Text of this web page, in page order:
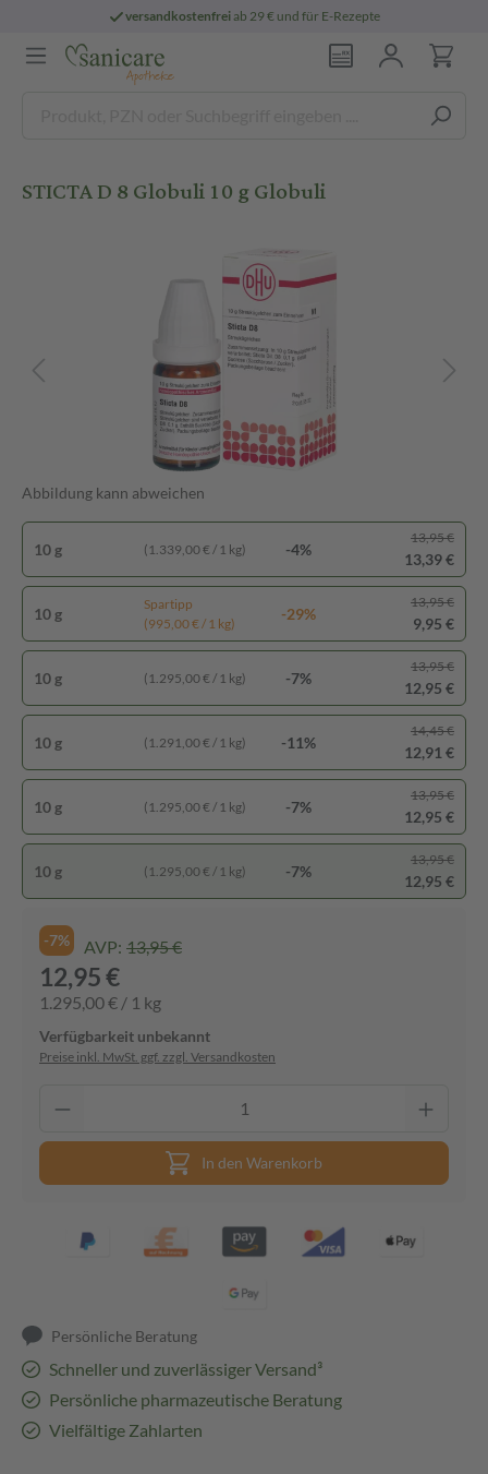
versandkostenfreiab 29 € und für E-Rezepte
STICTA D 8 Globuli 10 g Globuli
Abbildung kann abweichen
10 g (1.339,00 € / 1 kg) -4%
13,95 €
13,39 €
10 g
Spartipp
(995,00 € / 1 kg)
-29%
13,95 €
9,95 €
10 g (1.295,00 € / 1 kg) -7%
13,95 €
12,95 €
10 g (1.291,00 € / 1 kg) -11%
14,45 €
12,91 €
10 g (1.295,00 € / 1 kg) -7%
13,95 €
12,95 €
10 g (1.295,00 € / 1 kg) -7%
13,95 €
12,95 €
-7% AVP: 13,95 €
12,95 €
1.295,00 € / 1 kg
Verfügbarkeit unbekannt
Preise inkl. MwSt. ggf. zzgl. Versandkosten
In den Warenkorb
Persönliche Beratung
Schneller und zuverlässiger Versand³
Persönliche pharmazeutische Beratung
Vielfältige Zahlarten